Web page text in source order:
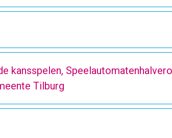
kansspelen,
Tilburg